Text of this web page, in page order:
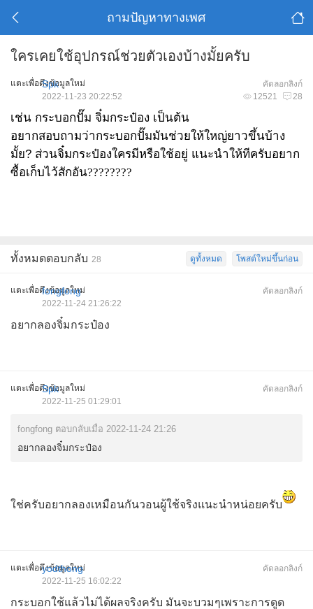
ถามปัญหาทางเพศ
ใครเคยใช้อุปกรณ์ช่วยตัวเองบ้างมั้ยครับ
แตะเพื่อดึงข้อมูลใหม่ คัดลอกลิงก์
Spk
12521 28
2022-11-23 20:22:52
เช่น กระบอกปั๊ม จิ๋มกระป๋อง เป็นต้น
อยากสอบถามว่ากระบอกปั๊มมันช่วยให้ใหญ่ยาวขึ้นบ้าง
มั้ย? ส่วนจิ๋มกระป๋องใครมีหรือใช้อยู่ แนะนำให้ทีครับอยาก
ซื้อเก็บไว้สักอัน????????
โพสต์ใหม่ขึ้นก่อน
ดูทั้งหมด
ทั้งหมดตอบกลับ 28
แตะเพื่อดึงข้อมูลใหม่ คัดลอกลิงก์
fongfong
2022-11-24 21:26:22
อยากลองจิ๋มกระป๋อง
แตะเพื่อดึงข้อมูลใหม่ คัดลอกลิงก์
Spk
2022-11-25 01:29:01
fongfong ตอบกลับเมื่อ 2022-11-24 21:26
อยากลองจิ๋มกระป๋อง
ใช่ครับอยากลองเหมือนกันวอนผู้ใช้จริงแนะนำหน่อยครับ
แตะเพื่อดึงข้อมูลใหม่ คัดลอกลิงก์
yodthong
2022-11-25 16:02:22
กระบอกใช้แล้วไม่ได้ผลจริงครับ มันจะบวมๆเพราะการดูด